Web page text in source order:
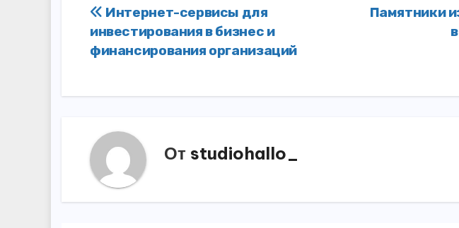
Навигация
по
Памятники
Интернет-сервисы для
инвестирования в бизнес и
финансирования организаций
От studiohallo_